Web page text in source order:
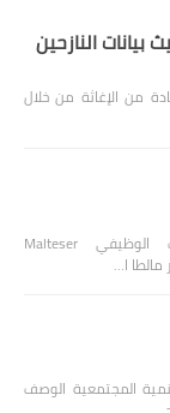
بيانات النازحين
من الإغاثة من خلال
المسمى الوظيفي: Nurse الوصف الوظيفي Malteser
المجتمعية الوصف